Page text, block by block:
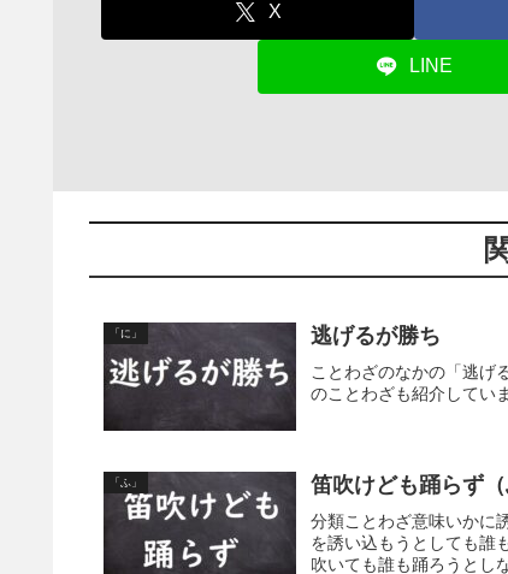
X
LINE
「に」 逃げるが勝ち
ことわざのなかの「逃げ
のことわざも紹介してい
「ふ」 笛吹けども踊らず
分類ことわざ意味いかに
を誘い込もうとしても誰
吹いても誰も踊ろうとし